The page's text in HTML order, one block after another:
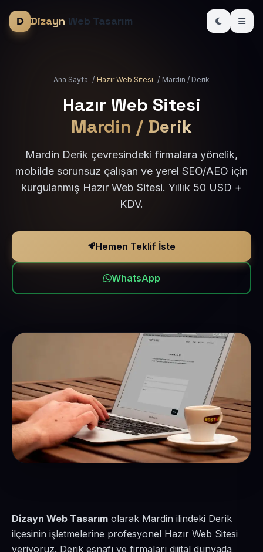
Dizayn Web Tasarım
Ana Sayfa / Hazır Web Sitesi / Mardin / Derik
Hazır Web Sitesi
Mardin / Derik
Mardin Derik çevresindeki firmalara yönelik,
mobilde sorunsuz çalışan ve yerel SEO/AEO için
kurgulanmış Hazır Web Sitesi. Yıllık 50 USD +
KDV.
Hemen Teklif İste
WhatsApp
Dizayn Web Tasarım olarak Mardin ilindeki Derik
ilçesinin işletmelerine profesyonel Hazır Web Sitesi
veriyoruz. Derik esnafı ve firmaları dijital dünyada